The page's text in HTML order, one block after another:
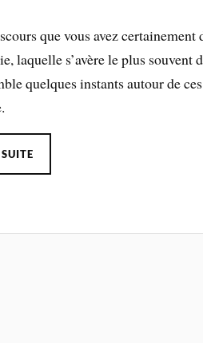
que vous avez
laquelle s’avère le plus
quelques instants autour de